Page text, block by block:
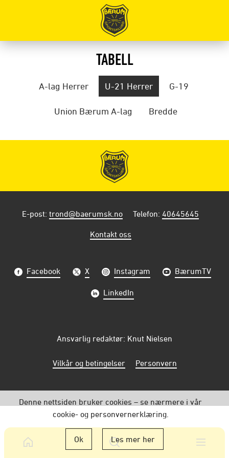
TABELL
A-lag Herrer U-21 Herrer G-19
Union Bærum A-lag Bredde
E-post: trond@baerumsk.no Telefon: 40645645
Kontakt oss
Facebook X Instagram BærumTV
LinkedIn
Ansvarlig redaktør: Knut Nielsen
Vilkår og betingelser Personvern
Denne nettsiden bruker cookies – se nærmere i vår
cookie- og personvernerklæring.
Ok Les mer her